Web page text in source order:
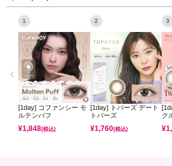
1
[1day] コファンシー モ
ルテンパフ
¥1,848(税込)
2
[1day] トパーズ デート
トパーズ
¥1,760(税込)
3
ク
¥